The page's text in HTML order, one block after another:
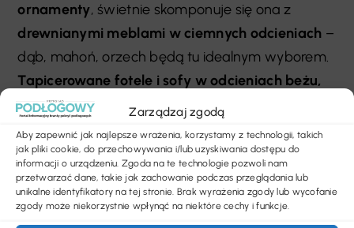
Zarządzaj zgodą
Aby zapewnić jak najlepsze wrażenia, korzystamy z technologii, takich
jak pliki cookie, do przechowywania i/lub uzyskiwania dostępu do
informacji o urządzeniu. Zgoda na te technologie pozwoli nam
przetwarzać dane, takie jak zachowanie podczas przeglądania lub
unikalne identyfikatory na tej stronie. Brak wyrażenia zgody lub wycofanie
zgody może niekorzystnie wpłynąć na niektóre cechy i funkcje.
ornamenty, świetnie skomponuje się ona z
drewnianymi meblami w ciemnych odcieniach –
dąb, mahoń, orzech będą tu idealnym wyborem.
Tapicerowane fotele i sofy w odcieniach beżu,
butelkowej zieleni czy granatudodadzą wnętrzu
elegancji i spójności.
Jaki kolor ścian?